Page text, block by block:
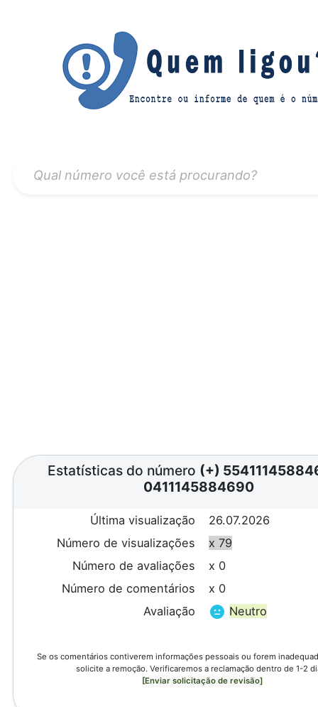
Estatísticas do número (+)
0411145884690
Última visualização
26.07.2026
Número de visualizações
x 79
Número de avaliações
x 0
Número de comentários
x 0
Avaliação
Neutro
Se os comentários contiverem informações pessoais ou forem
solicite a remoção. Verificaremos a reclamação dentro de 1-2
[Enviar solicitação de revisão]